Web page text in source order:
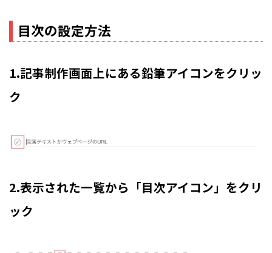
目次の設定方法
1.記事制作画面上にある鉛筆アイコンをクリッ
ク
2.表示された一覧から「目次アイコン」をクリ
ック